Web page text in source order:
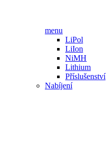
menu
LiPol
LiIon
NiMH
Lithium
Příslušenství
Nabíjení